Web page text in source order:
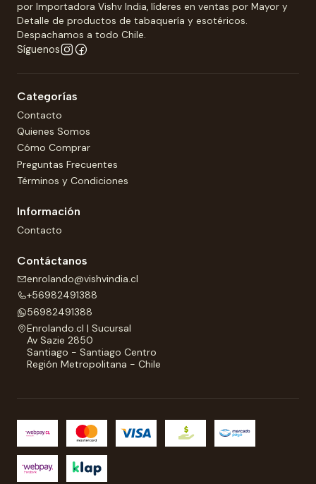
por Importadora Vishv India, líderes en ventas por Mayor y
Detalle de productos de tabaquería y esotéricos.
Despachamos a todo Chile.
Síguenos
Categorías
Contacto
Quienes Somos
Cómo Comprar
Preguntas Frecuentes
Términos y Condiciones
Información
Contacto
Contáctanos
enrolando@vishvindia.cl
+56982491388
56982491388
Enrolando.cl | Sucursal
Av Sazie 2850
Santiago - Santiago Centro
Región Metropolitana - Chile